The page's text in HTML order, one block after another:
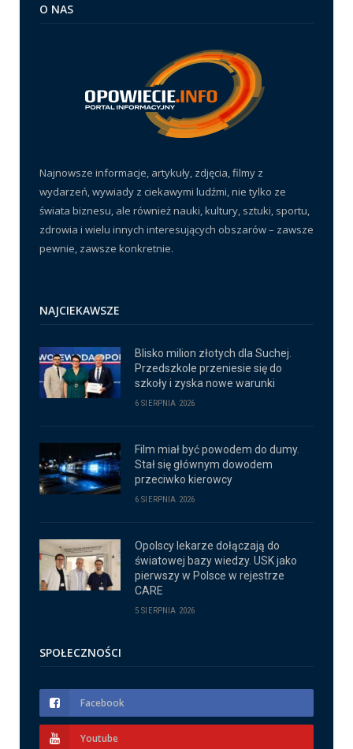
O NAS
Najnowsze informacje, artykuły, zdjęcia, filmy z
wydarzeń, wywiady z ciekawymi ludźmi, nie tylko ze
świata biznesu, ale również nauki, kultury, sztuki, sportu,
zdrowia i wielu innych interesujących obszarów – zawsze
pewnie, zawsze konkretnie.
NAJCIEKAWSZE
Blisko milion złotych dla Suchej.
Przedszkole przeniesie się do
szkoły i zyska nowe warunki
6 SIERPNIA 2026
Film miał być powodem do dumy.
Stał się głównym dowodem
przeciwko kierowcy
6 SIERPNIA 2026
Opolscy lekarze dołączają do
światowej bazy wiedzy. USK jako
pierwszy w Polsce w rejestrze
CARE
5 SIERPNIA 2026
SPOŁECZNOŚCI
Facebook
Youtube